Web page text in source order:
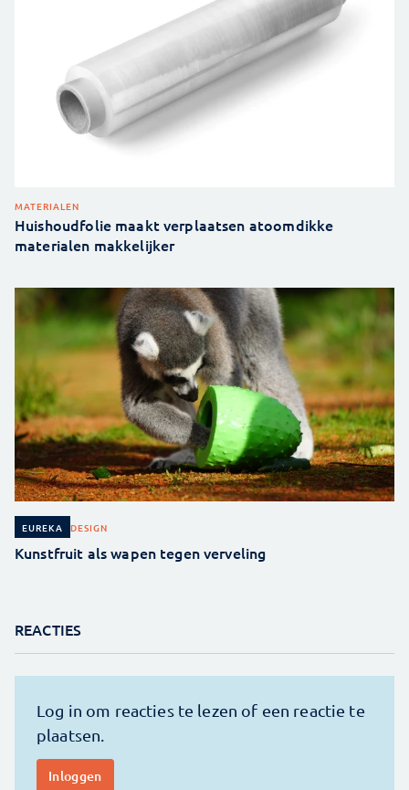
MATERIALEN
Huishoudfolie maakt verplaatsen atoomdikke
materialen makkelijker
EUREKA DESIGN
Kunstfruit als wapen tegen verveling
REACTIES